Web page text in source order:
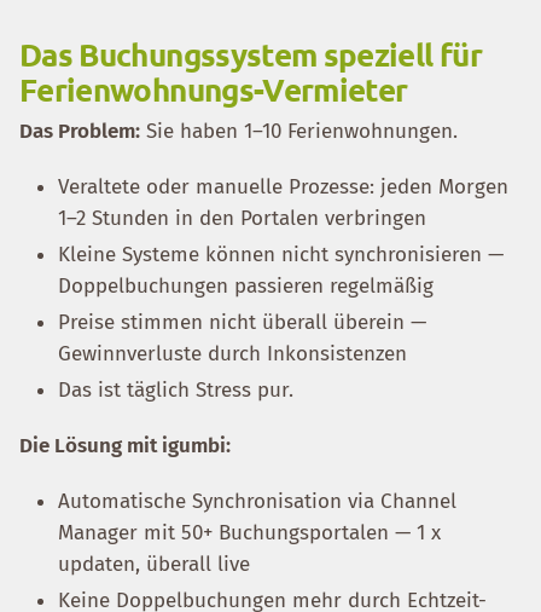
Das Buchungssystem speziell für
Ferienwohnungs-Vermieter
Das Problem: Sie haben 1–10 Ferienwohnungen.
Veraltete oder manuelle Prozesse: jeden Morgen
1–2 Stunden in den Portalen verbringen
Kleine Systeme können nicht synchronisieren —
Doppelbuchungen passieren regelmäßig
Preise stimmen nicht überall überein —
Gewinnverluste durch Inkonsistenzen
Das ist täglich Stress pur.
Die Lösung mit igumbi:
Automatische Synchronisation via Channel
Manager mit 50+ Buchungsportalen — 1 x
updaten, überall live
Keine Doppelbuchungen mehr durch Echtzeit-